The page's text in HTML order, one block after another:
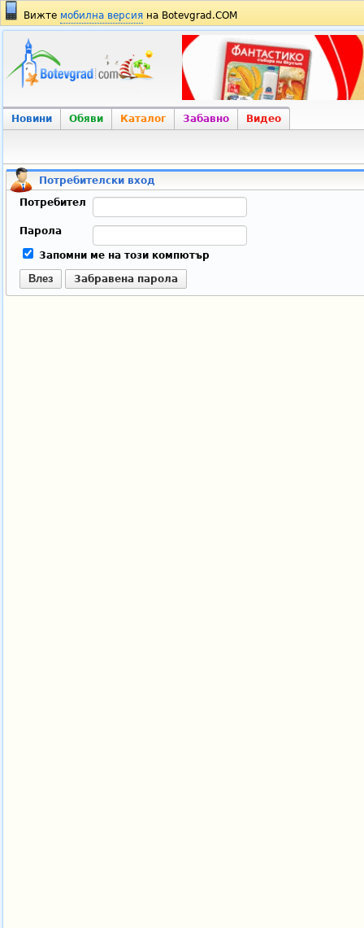
Вижте мобилна версия на Botevgrad.COM
Новини Обяви Каталог Забавно Видео
Потребителски вход
Потребител
Парола
Запомни ме на този компютър
Влез Забравена парола